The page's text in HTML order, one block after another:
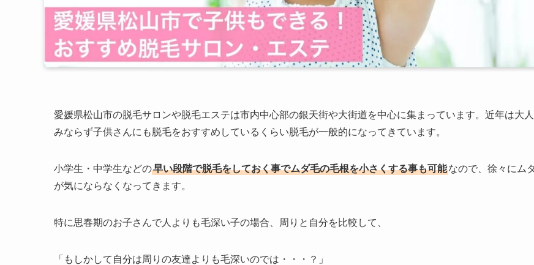
愛媛県松山市の脱毛サロンや脱毛エステは市内中心部の銀天街や大街道を中心に集まっています。近年は大
みならず子供さんにも脱毛をおすすめしているくらい脱毛が一般的になってきています。
小学生・中学生などの早い段階で脱毛をしておく事でムダ毛の毛根を小さくする事も可能なので、徐々にム
が気にならなくなってきます。
特に思春期のお子さんで人よりも毛深い子の場合、周りと自分を比較して、
「もしかして自分は周りの友達よりも毛深いのでは・・・？」